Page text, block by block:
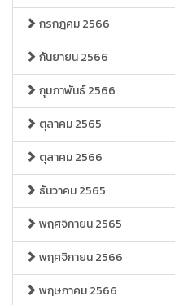
กรกฎคม 2566
กันยายน 2566
กุมภาพันธ์ 2566
ตุลาคม 2565
ตุลาคม 2566
ธันวาคม 2565
พฤศจิกายน 2565
พฤศจิกายน 2566
พฤษภาคม 2566